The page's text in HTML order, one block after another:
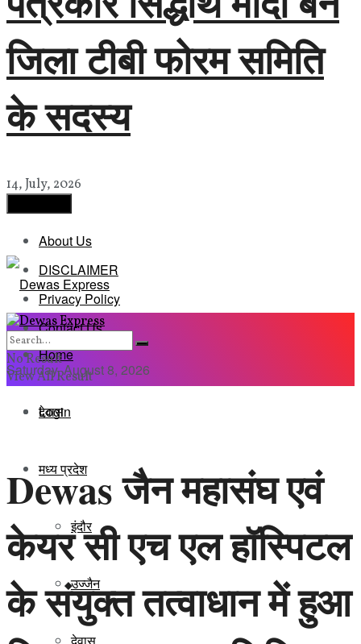
जिला टीबी फोरम समिति
के सदस्य
14, July, 2026
About Us
DISCLAIMER
Privacy Policy
Contact Us
Saturday, August 8, 2026
Login
Home
देवास
मध्य प्रदेश
इंदौर
उज्जैन
देवास
No Result
View All Result
Dewas जैन महासंघ एवं
केयर सी एच एल हॉस्पिटल
के संयुक्त तत्वाधान में हुआ